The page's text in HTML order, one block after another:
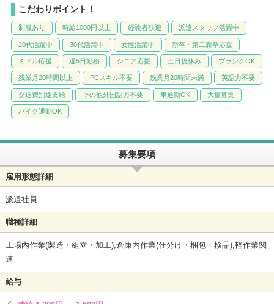
こだわりポイント！
制服あり 時給1000円以上 経験者歓迎 派遣スタッフ活躍中
20代活躍中 30代活躍中 女性活躍中 新卒・第二新卒応援
ミドル応援 週5日勤務 シニア応援 土日祝休み ブランクOK
残業月20時間以上 PCスキル不要 残業月20時間未満 英語力不要
交通費別途支給 その他外国語力不要 車通勤OK 大量募集
バイク通勤OK
募集要項
雇用形態詳細
派遣社員
職種詳細
工場内作業(製造・組立・加工),倉庫内作業(仕分け・梱包・検品),軽作業関
連
給与